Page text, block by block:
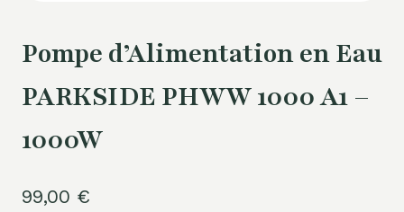
Pompe d’Alimentation en Eau
PARKSIDE PHWW 1000 A1 –
1000W
99,00 €